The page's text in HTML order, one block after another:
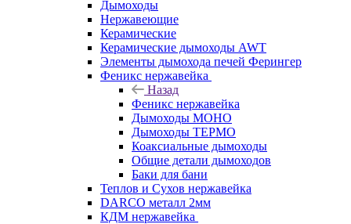
Дымоходы
Нержавеющие
Керамические
Керамические дымоходы AWT
Элементы дымохода печей Ферингер
Феникс нержавейка
Назад
Феникс нержавейка
Дымоходы МОНО
Дымоходы ТЕРМО
Коаксиальные дымоходы
Общие детали дымоходов
Баки для бани
Теплов и Сухов нержавейка
DARCO металл 2мм
КДМ нержавейка